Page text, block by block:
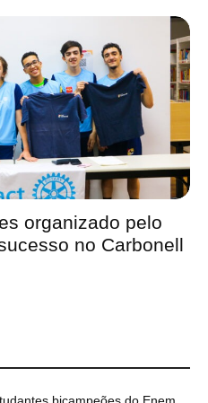
organizado pelo
no Carbonell
bicampeões do Enem